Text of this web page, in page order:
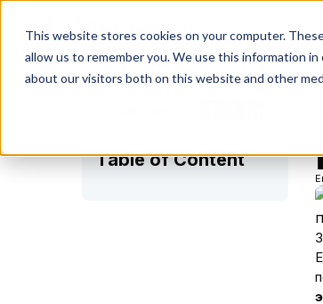
This website stores cookies on your computer.
allow us to remember you. We use this information
about our visitors both on this website and other
Table of Content